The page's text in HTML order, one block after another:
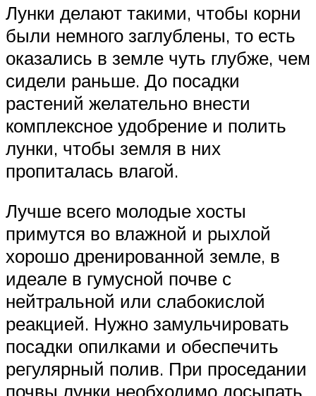
Лунки делают такими, чтобы корни
были немного заглублены, то есть
оказались в земле чуть глубже, чем
сидели раньше. До посадки
растений желательно внести
комплексное удобрение и полить
лунки, чтобы земля в них
пропиталась влагой.
Лучше всего молодые хосты
примутся во влажной и рыхлой
хорошо дренированной земле, в
идеале в гумусной почве с
нейтральной или слабокислой
реакцией. Нужно замульчировать
посадки опилками и обеспечить
регулярный полив. При проседании
почвы лунки необходимо досыпать